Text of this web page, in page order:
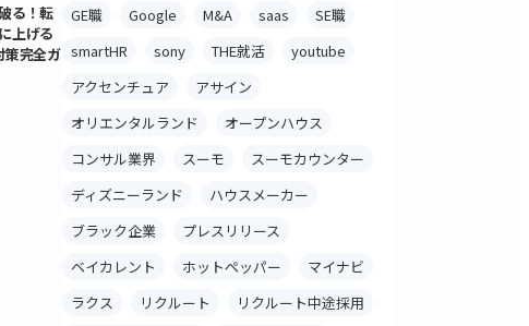
る！転
上げる
策完全ガ
GE職
Google M&A saas
SE職
smartHR
sony THE就活
youtube
アクセンチュア
アサイン
オリエンタルランド
オープンハウス
コンサル業界
スーモ
スーモカウンター
ディズニーランド
ハウスメーカー
ブラック企業
プレスリリース
ベイカレント
ホットペッパー
マイナビ
ラクス
リクルート
リクルート中途採用